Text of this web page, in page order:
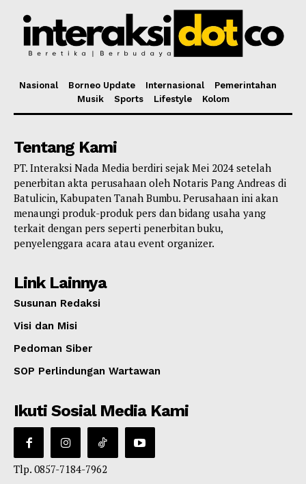
Nasional Borneo Update Internasional
Pemerintahan
Musik
Sports Lifestyle Kolom
Tentang Kami
PT. Interaksi Nada Media berdiri sejak Mei 2024 setelah
penerbitan akta perusahaan oleh Notaris Pang Andreas di
Batulicin, Kabupaten Tanah Bumbu. Perusahaan ini akan
menaungi produk-produk pers dan bidang usaha yang
terkait dengan pers seperti penerbitan buku,
penyelenggara acara atau event organizer.
Link Lainnya
Susunan Redaksi
Visi dan Misi
Pedoman Siber
SOP Perlindungan Wartawan
Ikuti Sosial Media Kami
Tlp. 0857-7184-7962